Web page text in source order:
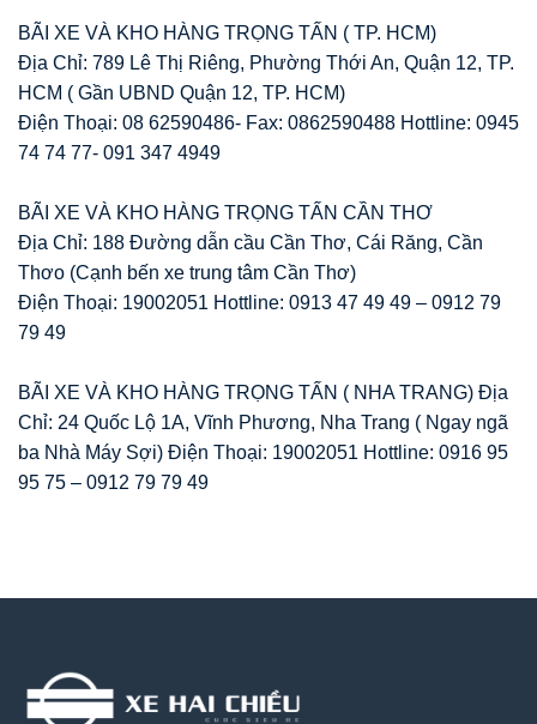
BÃI XE VÀ KHO HÀNG TRỌNG TẤN ( TP. HCM)
Địa Chỉ: 789 Lê Thị Riêng, Phường Thới An, Quận 12, TP.
HCM ( Gần UBND Quận 12, TP. HCM)
Điện Thoại: 08 62590486- Fax: 0862590488 Hottline: 0945
74 74 77- 091 347 4949
BÃI XE VÀ KHO HÀNG TRỌNG TẤN CẦN THƠ
Địa Chỉ: 188 Đường dẫn cầu Cần Thơ, Cái Răng, Cần
Thơo (Cạnh bến xe trung tâm Cần Thơ)
Điện Thoại: 19002051 Hottline: 0913 47 49 49 – 0912 79
79 49
BÃI XE VÀ KHO HÀNG TRỌNG TẤN ( NHA TRANG) Địa
Chỉ: 24 Quốc Lộ 1A, Vĩnh Phương, Nha Trang ( Ngay ngã
ba Nhà Máy Sợi) Điện Thoại: 19002051 Hottline: 0916 95
95 75 – 0912 79 79 49